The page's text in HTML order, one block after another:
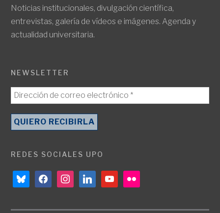
Noticias institucionales, divulgación científica,
entrevistas, galería de vídeos e imágenes. Agenda y
actualidad universitaria.
NEWSLETTER
REDES SOCIALES UPO
blueskyfacebookinstagramlinkedinyoutubeflickr